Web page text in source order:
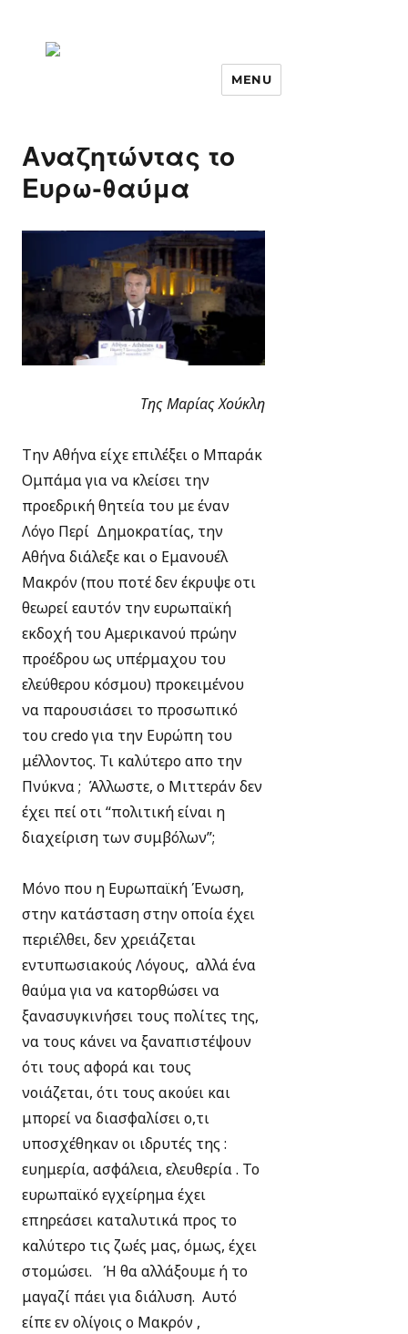
MENU
Αναζητώντας το
Ευρω-θαύμα
Της Μαρίας Χούκλη
Την Αθήνα είχε επιλέξει ο Μπαράκ
Ομπάμα για να κλείσει την
προεδρική θητεία του με έναν
Λόγο Περί Δημοκρατίας, την
Αθήνα διάλεξε και ο Εμανουέλ
Μακρόν (που ποτέ δεν έκρυψε οτι
θεωρεί εαυτόν την ευρωπαϊκή
εκδοχή του Αμερικανού πρώην
προέδρου ως υπέρμαχου του
ελεύθερου κόσμου) προκειμένου
να παρουσιάσει το προσωπικό
του credo για την Ευρώπη του
μέλλοντος. Τι καλύτερο απο την
Πνύκνα ; Άλλωστε, ο Μιττεράν δεν
έχει πεί οτι “πολιτική είναι η
διαχείριση των συμβόλων”;
Μόνο που η Ευρωπαϊκή Ένωση,
στην κατάσταση στην οποία έχει
περιέλθει, δεν χρειάζεται
εντυπωσιακούς Λόγους, αλλά ένα
θαύμα για να κατορθώσει να
ξανασυγκινήσει τους πολίτες της,
να τους κάνει να ξαναπιστέψουν
ότι τους αφορά και τους
νοιάζεται, ότι τους ακούει και
μπορεί να διασφαλίσει ο,τι
υποσχέθηκαν οι ιδρυτές της :
ευημερία, ασφάλεια, ελευθερία . Το
ευρωπαϊκό εγχείρημα έχει
επηρεάσει καταλυτικά προς το
καλύτερο τις ζωές μας, όμως, έχει
στομώσει. Ή θα αλλάξουμε ή το
μαγαζί πάει για διάλυση. Αυτό
είπε εν ολίγοις ο Μακρόν ,